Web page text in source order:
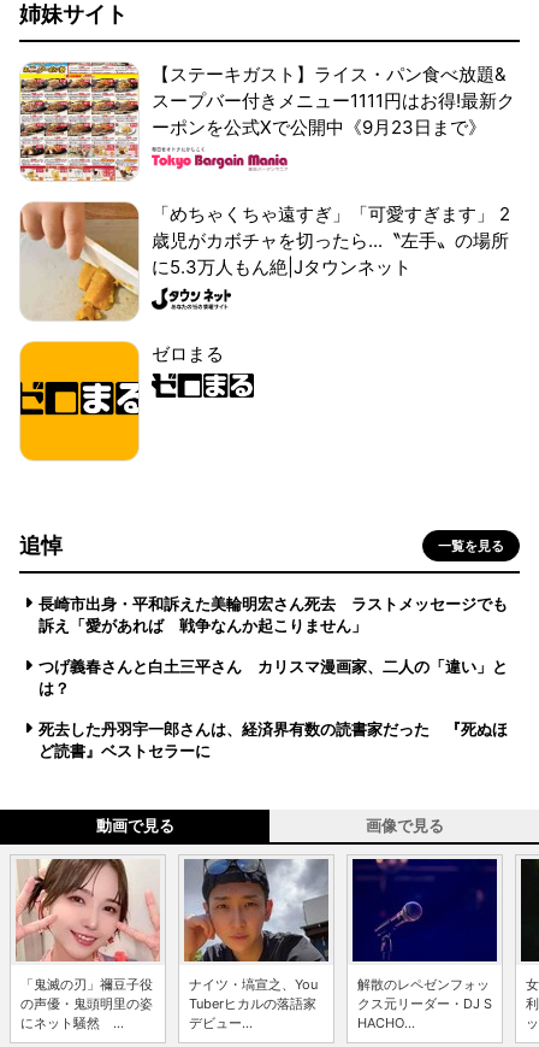
姉妹サイト
【ステーキガスト】ライス・パン食べ放題&
スープバー付きメニュー1111円はお得!最新ク
ーポンを公式Xで公開中《9月23日まで》
「めちゃくちゃ遠すぎ」「可愛すぎます」 2
歳児がカボチャを切ったら...〝左手〟の場所
に5.3万人もん絶|Jタウンネット
ゼロまる
追悼 一覧を見る
長崎市出身・平和訴えた美輪明宏さん死去 ラストメッセージでも
訴え「愛があれば 戦争なんか起こりません」
つげ義春さんと白土三平さん カリスマ漫画家、二人の「違い」と
は？
死去した丹羽宇一郎さんは、経済界有数の読書家だった 『死ぬほ
ど読書』ベストセラーに
動画で見る 画像で見る
「鬼滅の刃」禰豆子役
の声優・鬼頭明里の姿
にネット騒然 ...
ナイツ・塙宣之、You
Tuberヒカルの落語家
デビュー...
解散のレペゼンフォッ
クス元リーダー・DJ S
HACHO...